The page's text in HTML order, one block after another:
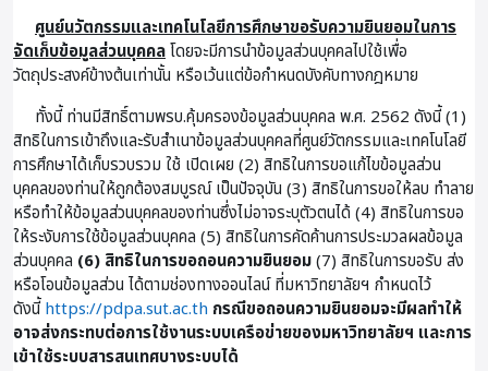
ศูนย์นวัตกรรมและเทคโนโลยีการศึกษาขอรับความยินยอมในการ
จัดเก็บข้อมูลส่วนบุคคลโดยจะมีการนำข้อมูลส่วนบุคคลไปใช้เพื่อ
วัตถุประสงค์ข้างต้นเท่านั้น หรือเว้นแต่ข้อกำหนดบังคับทางกฎหมาย
ทั้งนี้ ท่านมีสิทธิ์ตามพรบ.คุ้มครองข้อมูลส่วนบุคคล พ.ศ. 2562 ดังนี้ (1)
สิทธิในการเข้าถึงและรับสำเนาข้อมูลส่วนบุคคลที่ศูนย์วัตกรรมและเทคโนโลยี
การศึกษาได้เก็บรวบรวม ใช้ เปิดเผย (2) สิทธิในการขอแก้ไขข้อมูลส่วน
บุคคลของท่านให้ถูกต้องสมบูรณ์ เป็นปัจจุบัน (3) สิทธิในการขอให้ลบ ทำลาย
หรือทำให้ข้อมูลส่วนบุคคลของท่านซึ่งไม่อาจระบุตัวตนได้ (4) สิทธิในการขอ
ให้ระงับการใช้ข้อมูลส่วนบุคคล (5) สิทธิในการคัดค้านการประมวลผลข้อมูล
ส่วนบุคคล (6) สิทธิในการขอถอนความยินยอม(7) สิทธิในการขอรับ ส่ง
หรือโอนข้อมูลส่วน ได้ตามช่องทางออนไลน์ ที่มหาวิทยาลัยฯ กำหนดไว้
ดังนี้ https://pdpa.sut.ac.th กรณีขอถอนความยินยอมจะมีผลทำให้
อาจส่งกระทบต่อการใช้งานระบบเครือข่ายของมหาวิทยาลัยฯ และการ
เข้าใช้ระบบสารสนเทศบางระบบได้